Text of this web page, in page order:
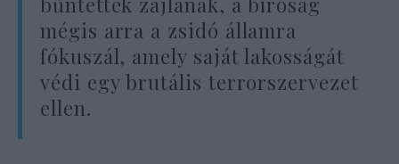
mégis arra a zsidó államra
fókuszál, amely saját lakosságát
védi egy brutális terrorszervezet
ellen.